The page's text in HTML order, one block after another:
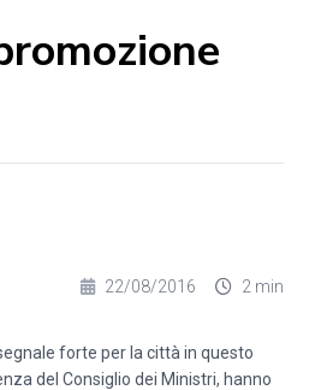
22/08/2016 2 min
forte per la città in questo
del Consiglio dei Ministri, hanno